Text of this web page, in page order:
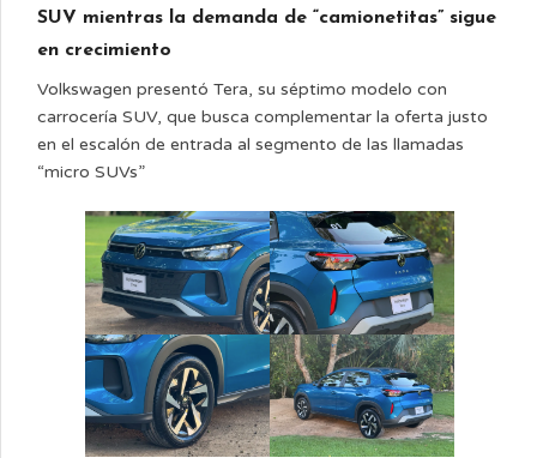
SUV mientras la demanda de “camionetitas” sigue
en crecimiento
Volkswagen presentó Tera, su séptimo modelo con
carrocería SUV, que busca complementar la oferta justo
en el escalón de entrada al segmento de las llamadas
“micro SUVs”